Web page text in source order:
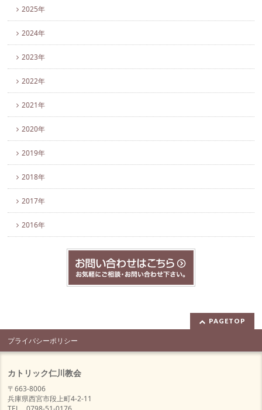
2025年
2024年
2023年
2022年
2021年
2020年
2019年
2018年
2017年
2016年
PAGETOP
プライバシーポリシー
カトリック仁川教会
〒663-8006
兵庫県西宮市段上町4-2-11